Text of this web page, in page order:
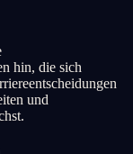
hin, die sich
und